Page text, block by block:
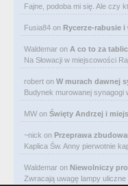
Fajne, podoba mi się. Ale czy
Fusia84 on Rycerze-rabusie
Waldemar on A co to za
Na Słowacji w miejscowości
robert on W murach dawnej
Budynek murowanej synagogi
MW on Święty Andrzej i
~nick on Przeprawa
Kaplica Św. Anny pierwotnie
Waldemar on Niewolniczy
Zwracają uwagę lampy uliczne